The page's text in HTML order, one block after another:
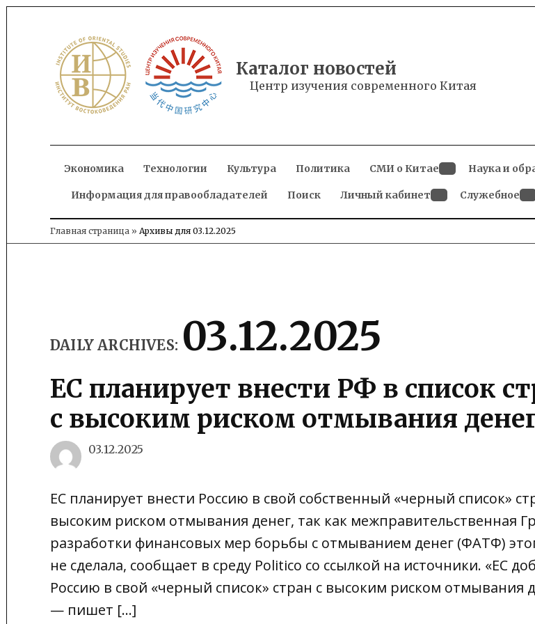
content
Каталог новостей
Центр изучения современного Китая
Экономика Технологии Культура Политика СМИ о Китае
dropdown
menu
Наука и
Информация для правообладателей Поиск Личный кабинет
dropdown
Служебное
Главная страница » Архивы для 03.12.2025
DAILY ARCHIVES: 03.12.2025
ЕС планирует внести РФ в список
с высоким риском отмывания
03.12.2025
ЕС планирует внести Россию в свой собственный «черный список»
высоким риском отмывания денег, так как межправительственная
разработки финансовых мер борьбы с отмыванием денег (ФАТФ)
не сделала, сообщает в среду Politico со ссылкой на источники. «ЕС
Россию в свой «черный список» стран с высоким риском отмывания
— пишет […]